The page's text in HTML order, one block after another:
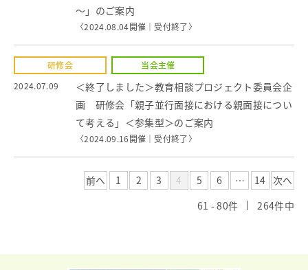
～」のご案内
〈2024.08.04開催｜ 受付終了〉
研修会
当会主催
2024.07.09
＜終了しました＞教育相談プロジェクト委員会企
画 研修会「親子並行面接における親面接につい
て考える」＜参集型＞のご案内
〈2024.09.16開催｜ 受付終了〉
前へ 1 2 3 4 5 6 … 14 次へ
61 - 80件
264件中